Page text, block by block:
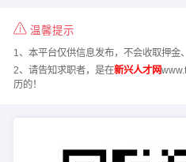
温馨提示
1、本平台仅供信息发布，不会收取押金
2、请告知求职者，是在新兴人才网
历的！